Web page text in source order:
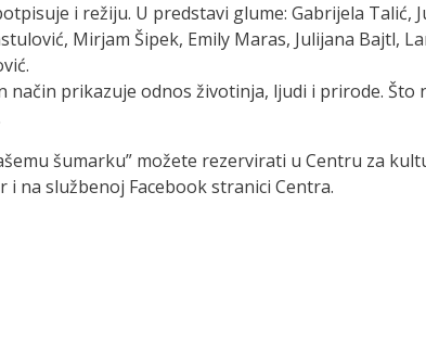
i režiju. U predstavi glume: Gabrijela Talić,
Mirjam Šipek, Emily Maras, Julijana Bajtl,
prikazuje odnos životinja, ljudi i prirode. Što
šumarku” možete rezervirati u Centru za
na službenoj Facebook stranici Centra.